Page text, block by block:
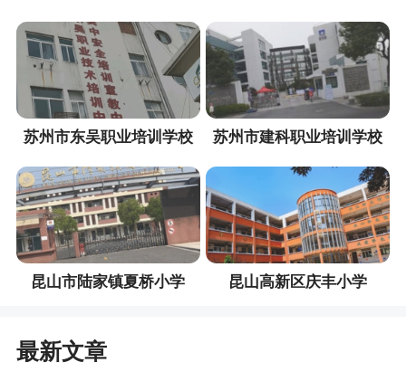
苏州市东吴职业培训学校 苏州市建科职业培训学校
昆山市陆家镇夏桥小学 昆山高新区庆丰小学
最新文章